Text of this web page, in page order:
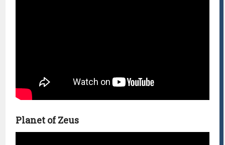
Planet of Zeus